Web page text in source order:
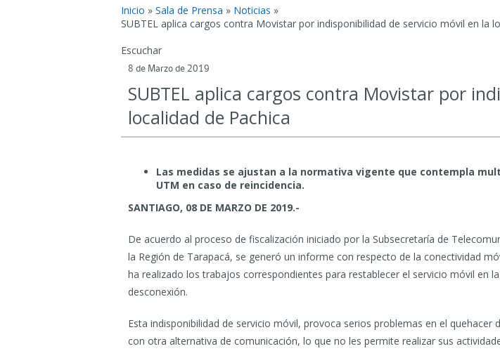
Inicio » Sala de Prensa » Noticias »
SUBTEL aplica cargos contra Movistar por indisponibilidad de servicio móvil en la
Escuchar
8 de Marzo de 2019
SUBTEL aplica cargos contra Movistar por
localidad de Pachica
Las medidas se ajustan a la normativa vigente que contempla
UTM en caso de reincidencia.
SANTIAGO, 08 DE MARZO DE 2019.-
De acuerdo al proceso de fiscalización iniciado por la Subsecretaría de
la Región de Tarapacá, se generó un informe con respecto de la conectividad
ha realizado los trabajos correspondientes para restablecer el servicio móvil en
desconexión.
Esta indisponibilidad de servicio móvil, provoca serios problemas en el
con otra alternativa de comunicación, lo que no les permite realizar sus